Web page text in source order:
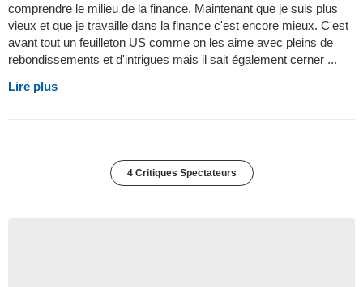
comprendre le milieu de la finance. Maintenant que je suis plus
vieux et que je travaille dans la finance c'est encore mieux. C'est
avant tout un feuilleton US comme on les aime avec pleins de
rebondissements et d'intrigues mais il sait également cerner ...
Lire plus
4 Critiques Spectateurs